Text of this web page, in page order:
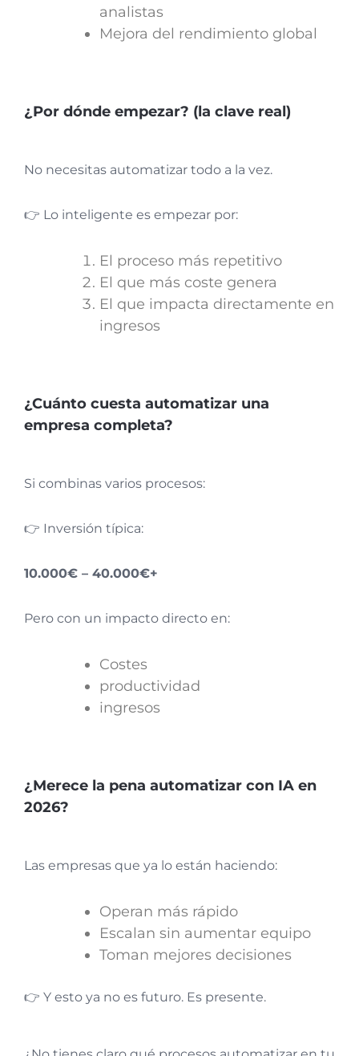
analistas
Mejora del rendimiento global
¿Por dónde empezar? (la clave real)
No necesitas automatizar todo a la vez.
👉 Lo inteligente es empezar por:
El proceso más repetitivo
El que más coste genera
El que impacta directamente en
ingresos
¿Cuánto cuesta automatizar una
empresa completa?
Si combinas varios procesos:
👉 Inversión típica:
10.000€ – 40.000€+
Pero con un impacto directo en:
Costes
productividad
ingresos
¿Merece la pena automatizar con IA en
2026?
Las empresas que ya lo están haciendo:
Operan más rápido
Escalan sin aumentar equipo
Toman mejores decisiones
👉 Y esto ya no es futuro. Es presente.